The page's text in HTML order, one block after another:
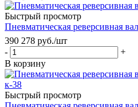
Быстрый просмотр
Пневматическая реверсивная
390 278 руб./шт
-
+
В корзину
Быстрый просмотр